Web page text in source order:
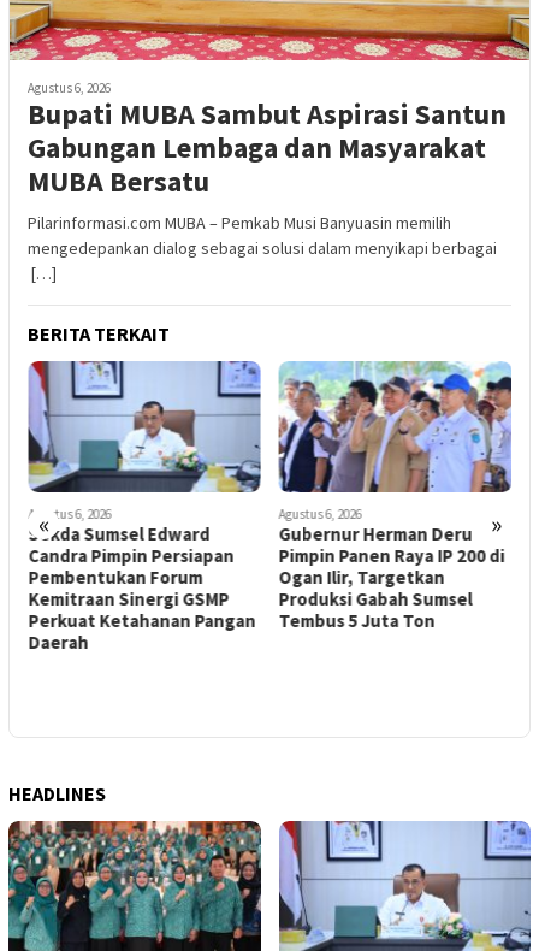
Agustus 6, 2026
Bupati MUBA Sambut Aspirasi Santun
Gabungan Lembaga dan Masyarakat
MUBA Bersatu
Pilarinformasi.com MUBA – Pemkab Musi Banyuasin memilih
mengedepankan dialog sebagai solusi dalam menyikapi berbagai
[…]
BERITA TERKAIT
« »
Agustus 6, 2026
Sekda Sumsel Edward
Candra Pimpin Persiapan
Pembentukan Forum
Kemitraan Sinergi GSMP
Perkuat Ketahanan Pangan
Daerah
Agustus 6, 2026
Gubernur Herman Deru
Pimpin Panen Raya IP 200 di
Ogan Ilir, Targetkan
Produksi Gabah Sumsel
Tembus 5 Juta Ton
HEADLINES